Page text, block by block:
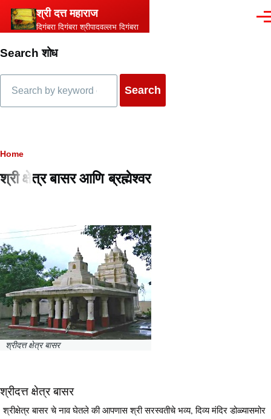
Skip to main content
श्री दत्त महाराज
दिगंबरा दिगंबरा श्रीपादवल्लभ दिगंबरा
Search शोध
Breadcrumb
Home
श्री क्षेत्र बासर आणि ब्रह्मेश्वर
श्रीदत्त क्षेत्र बासर
श्रीदत्त क्षेत्र बासर
श्रीक्षेत्र बासर चे नाव घेतले की आपणास श्री सरस्वतीचे भव्य, दिव्य मंदिर डोळ्यासमोर